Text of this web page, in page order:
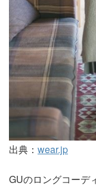
出典： wear.jp
GUのロングコーデ